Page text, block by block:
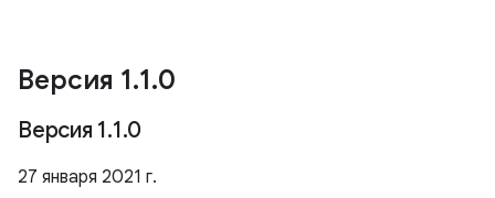
Версия 1.1.0
Версия 1.1.0
27 января 2021 г.